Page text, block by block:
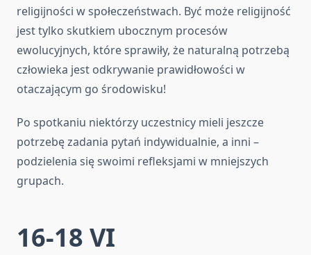
religijności w społeczeństwach. Być może religijność
jest tylko skutkiem ubocznym procesów
ewolucyjnych, które sprawiły, że naturalną potrzebą
człowieka jest odkrywanie prawidłowości w
otaczającym go środowisku!
Po spotkaniu niektórzy uczestnicy mieli jeszcze
potrzebę zadania pytań indywidualnie, a inni –
podzielenia się swoimi refleksjami w mniejszych
grupach.
16-18 VI